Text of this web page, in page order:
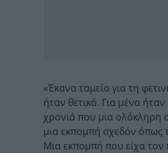
«Έκανα ταμείο για τη
ήταν θετικό. Για μένα
χρονιά που μια ολόκληρη
μια εκπομπή σχεδόν όπως
Μια εκπομπή που είχα